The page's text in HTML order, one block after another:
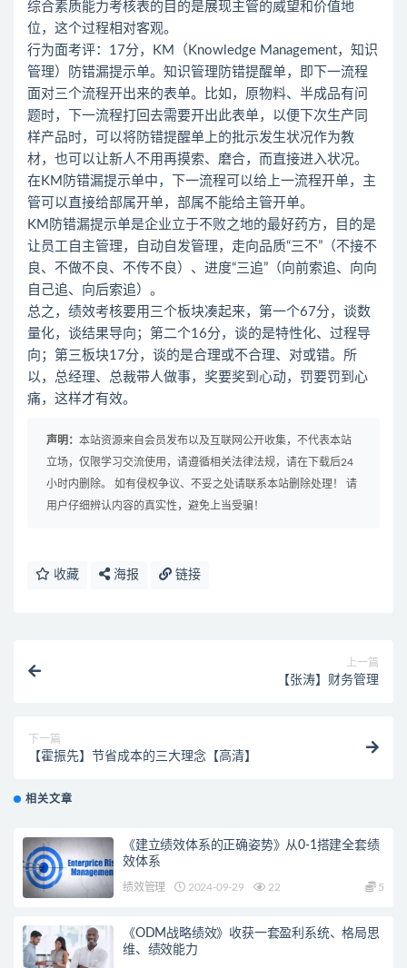
综合素质能力考核表的目的是展现主管的威望和价值地
位，这个过程相对客观。
行为面考评：17分，KM（Knowledge Management，知识
管理）防错漏提示单。知识管理防错提醒单，即下一流程
面对三个流程开出来的表单。比如，原物料、半成品有问
题时，下一流程打回去需要开出此表单，以便下次生产同
样产品时，可以将防错提醒单上的批示发生状况作为教
材，也可以让新人不用再摸索、磨合，而直接进入状况。
在KM防错漏提示单中，下一流程可以给上一流程开单，主
管可以直接给部属开单，部属不能给主管开单。
KM防错漏提示单是企业立于不败之地的最好药方，目的是
让员工自主管理，自动自发管理，走向品质“三不”（不接不
良、不做不良、不传不良）、进度“三追”（向前索追、向向
自己追、向后索追）。
总之，绩效考核要用三个板块凑起来，第一个67分，谈数
量化，谈结果导向；第二个16分，谈的是特性化、过程导
向；第三板块17分，谈的是合理或不合理、对或错。所
以，总经理、总裁带人做事，奖要奖到心动，罚要罚到心
痛，这样才有效。
声明： 本站资源来自会员发布以及互联网公开收集，不代表本站
立场，仅限学习交流使用，请遵循相关法律法规，请在下载后24
小时内删除。 如有侵权争议、不妥之处请联系本站删除处理！ 请
用户仔细辨认内容的真实性，避免上当受骗！
收藏 海报 链接
上一篇
【张涛】财务管理
下一篇
【霍振先】节省成本的三大理念【高清】
相关文章
《建立绩效体系的正确姿势》从0-1搭建全套绩
效体系
绩效管理 2024-09-29 22 5
《ODM战略绩效》收获一套盈利系统、格局思
维、绩效能力